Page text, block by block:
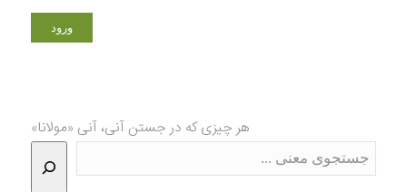
هر چیزی که در جستن آنی، آنی «مولانا»